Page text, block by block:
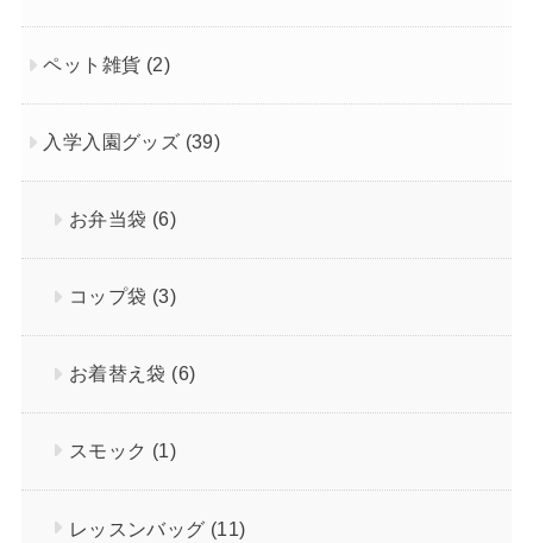
ペット雑貨 (2)
入学入園グッズ (39)
お弁当袋 (6)
コップ袋 (3)
お着替え袋 (6)
スモック (1)
レッスンバッグ (11)